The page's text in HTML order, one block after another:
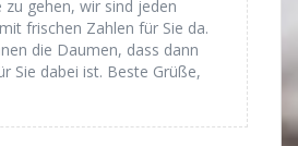
zu gehen, wir sind jeden
frischen Zahlen für Sie da.
die Daumen, dass dann
Sie dabei ist. Beste Grüße,